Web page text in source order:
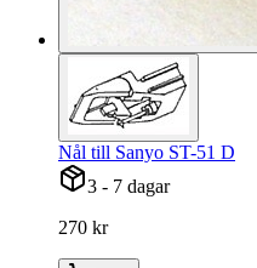
Nål till Sanyo ST-51 D
3 - 7 dagar
270 kr